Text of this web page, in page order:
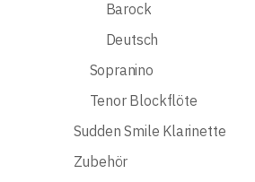
Barock
Deutsch
Sopranino
Tenor Blockflöte
Sudden Smile Klarinette
Zubehör